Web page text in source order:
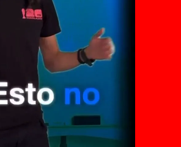
Vive USA
Clase
De 10 sports
DeDinero
Confabulario